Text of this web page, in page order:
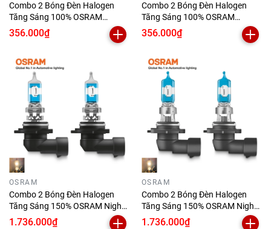
Combo 2 Bóng Đèn Halogen
Tăng Sáng 100% OSRAM
Truckstar Pro H3 24V 70W
356.000₫
Combo 2 Bóng Đèn Halogen
Tăng Sáng 100% OSRAM
Truckstar Pro H1 64155Tsp-Hcb
356.000₫
OSRAM
Combo 2 Bóng Đèn Halogen
Tăng Sáng 150% OSRAM Night
Breaker Laser HB4 12V 51W
1.736.000₫
OSRAM
Combo 2 Bóng Đèn Halogen
Tăng Sáng 150% OSRAM Night
Breaker Laser HB3 12V 60W
1.736.000₫